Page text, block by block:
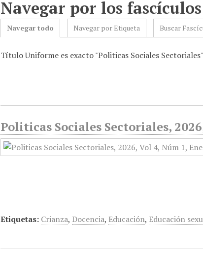
Navegar por los
Navegar todo Navegar por Etiqueta Buscar
Título Uniforme es exacto "Politicas Sociales Sectoriales"
Politicas Sociales Sectoriales,
Etiquetas: Crianza, Docencia, Educación, Educación